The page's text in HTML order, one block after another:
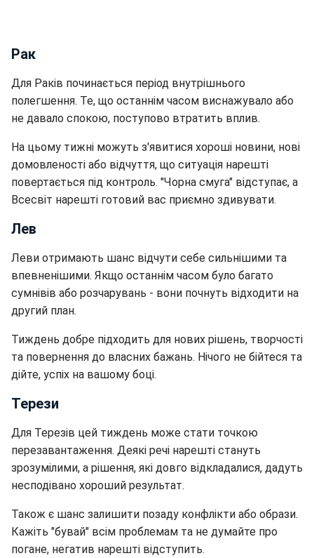
Рак
Для Раків починається період внутрішнього
полегшення. Те, що останнім часом виснажувало або
не давало спокою, поступово втратить вплив.
На цьому тижні можуть з'явитися хороші новини, нові
домовленості або відчуття, що ситуація нарешті
повертається під контроль. "Чорна смуга" відступає, а
Всесвіт нарешті готовий вас приємно здивувати.
Лев
Леви отримають шанс відчути себе сильнішими та
впевненішими. Якщо останнім часом було багато
сумнівів або розчарувань - вони почнуть відходити на
другий план.
Тиждень добре підходить для нових рішень, творчості
та повернення до власних бажань. Нічого не бійтеся та
дійте, успіх на вашому боці.
Терези
Для Терезів цей тиждень може стати точкою
перезавантаження. Деякі речі нарешті стануть
зрозумілими, а рішення, які довго відкладалися, дадуть
несподівано хороший результат.
Також є шанс залишити позаду конфлікти або образи.
Кажіть "бувай" всім проблемам та не думайте про
погане, негатив нарешті відступить.